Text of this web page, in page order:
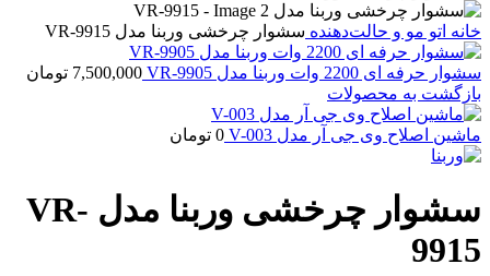
خانه اتو مو و حالت‌دهنده سشوار چرخشی وربنا مدل VR-9915
سشوار حرفه ای 2200 وات وربنا مدل VR-9905 7,500,000 تومان
بازگشت به محصولات
ماشین اصلاح وی جی آر مدل V-003 0 تومان
سشوار چرخشی وربنا مدل VR-
9915